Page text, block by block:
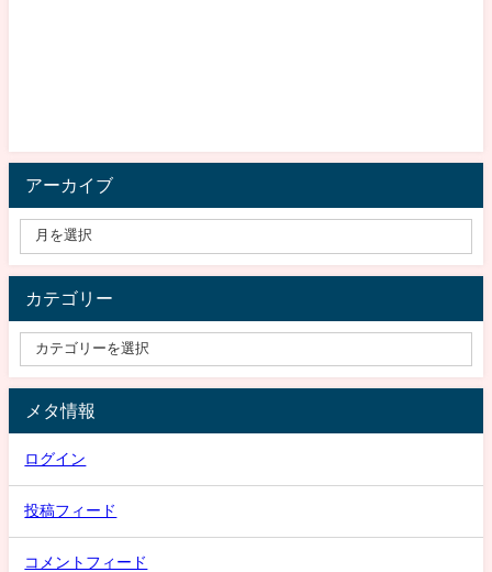
アーカイブ
カテゴリー
メタ情報
ログイン
投稿フィード
コメントフィード